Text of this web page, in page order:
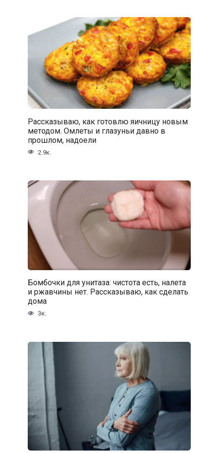
Рассказываю, как готовлю яичницу новым
методом. Омлеты и глазуньи давно в
прошлом, надоели
2.9к.
Бомбочки для унитаза: чистота есть, налета
и ржавчины нет. Рассказываю, как сделать
дома
3к.